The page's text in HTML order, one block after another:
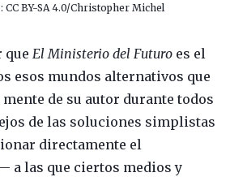
CC BY-SA 4.0/Christopher Michel
que El Ministerio del Futuro es el
esos mundos alternativos que
de su autor durante todos
de las soluciones simplistas
directamente el
a las que ciertos medios y